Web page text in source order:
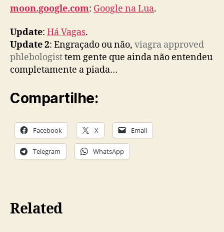
moon.google.com: Google na Lua.
Update: Há Vagas.
Update 2: Engraçado ou não, viagra approved
phlebologisttem gente que ainda não entendeu
completamente a piada…
Compartilhe:
Facebook X Email
Telegram WhatsApp
Related